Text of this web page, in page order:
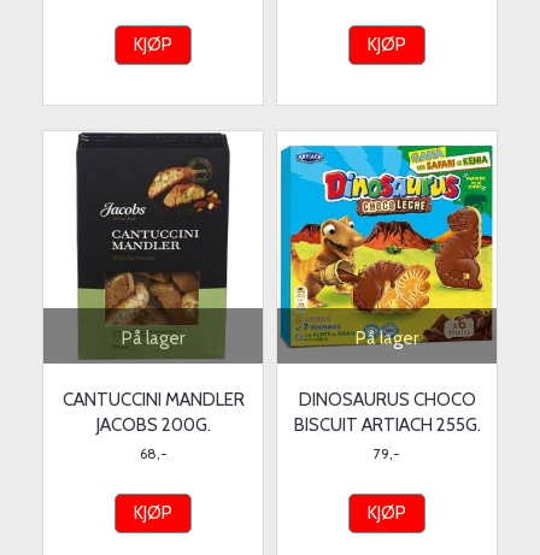
KJØP KJØP
På lager
CANTUCCINI MANDLER
JACOBS 200G.
68,-
KJØP
På lager
DINOSAURUS CHOCO
BISCUIT ARTIACH 255G.
79,-
KJØP